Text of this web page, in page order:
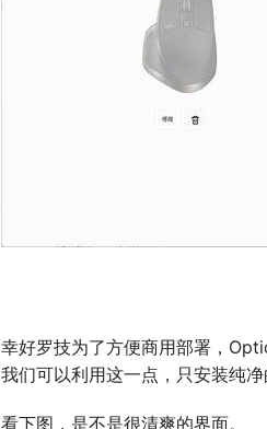
幸好罗技为了方便商用部署，
我们可以利用这一点，只安装纯
看下图，是不是很清爽的界面。